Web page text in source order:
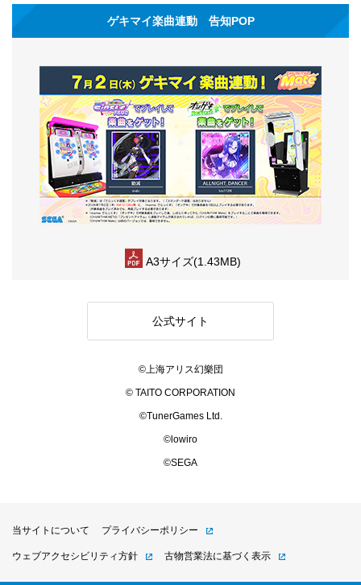
ゲキマイ楽曲連動 告知POP
A3サイズ(1.43MB)
公式サイト
©上海アリス幻樂団
© TAITO CORPORATION
©TunerGames Ltd.
©lowiro
©SEGA
当サイトについて プライバシーポリシー
ウェブアクセシビリティ方針 古物営業法に基づく表示